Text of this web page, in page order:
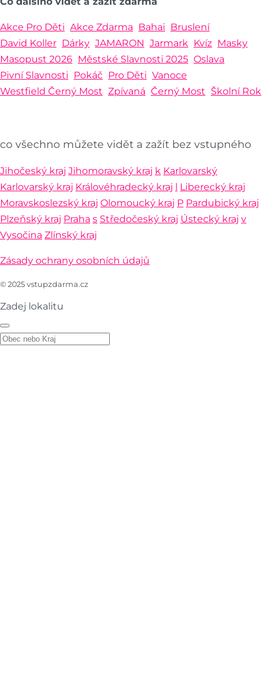
Akce Pro Děti Akce Zdarma Bahai Bruslení
David Koller Dárky JAMARON Jarmark Kvíz Masky
Masopust 2026 Městské Slavnosti 2025 Oslava
Pivní Slavnosti Pokáč Pro Děti Vanoce
Westfield Černý Most Zpívaná Černý Most Školní Rok
co všechno můžete vidět a zažít bez vstupného
Jihočeský kraj Jihomoravský kraj k Karlovarský
Karlovarský kraj Královéhradecký kraj l Liberecký kraj
Moravskoslezský kraj Olomoucký kraj P Pardubický kraj
Plzeňský kraj Praha s Středočeský kraj Ústecký kraj v
Vysočina Zlínský kraj
Zásady ochrany osobních údajů
© 2025 vstupzdarma.cz
Zadej lokalitu
Zadej lokalitu